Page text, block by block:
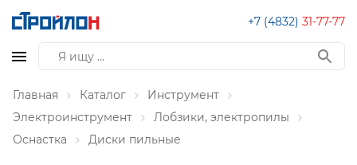
+7 (4832) 31-77-77
Главная Каталог
Инструмент
Электроинструмент
Лобзики, электропилы
Оснастка
Диски пильные